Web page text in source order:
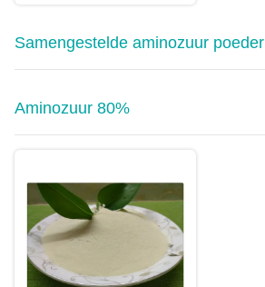
Samengestelde aminozuur poeder
Aminozuur 80%